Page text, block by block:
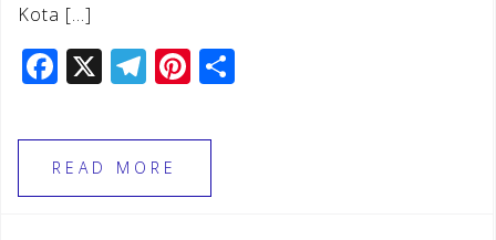
Kota […]
F
c
e
b
X T
e
gr
a
Pi
te
e
READ MORE